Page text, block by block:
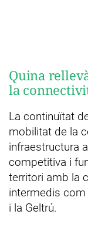
Quina
la
La continuïtat
mobilitat de la
infraestructura
competitiva i
territori amb la
intermedis com
i la Geltrú.